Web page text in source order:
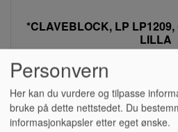
*CLAVEBLOCK, LP
LILLA
Kr
Kjøp
Personvern
Her kan du vurdere og tilpasse
bruke på dette nettstedet. Du
informasjonkapsler etter eget ønske.